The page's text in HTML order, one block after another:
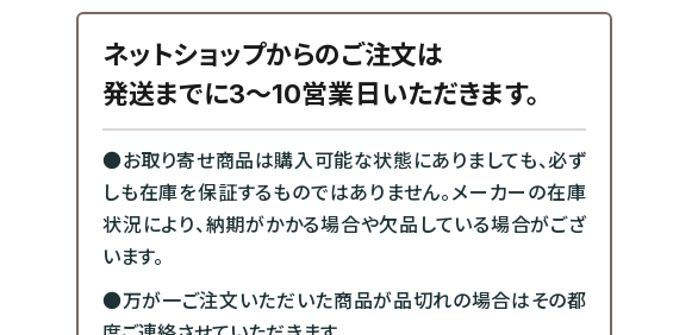
ネットショップからのご注文は
発送までに3～10営業日いただきます。
●お取り寄せ商品は購入可能な状態にありましても、必ず
しも在庫を保証するものではありません。メーカーの在庫
状況により、納期がかかる場合や欠品している場合がござ
います。
●万が一ご注文いただいた商品が品切れの場合はその都